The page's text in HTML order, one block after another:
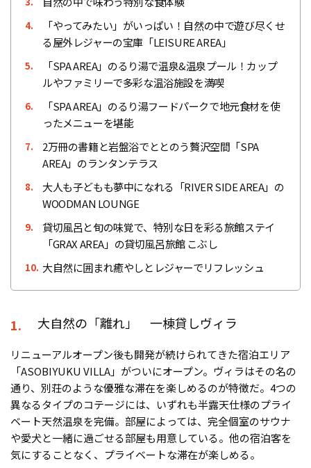
4.
「やってみたい」がいっぱい！自然の中で遊び尽くせ
る屋外レジャーの宝庫「LEISURE AREA」
5.
「SPA AREA」のるり湯で温泉&温泉プール！カップ
ルやファミリーで多彩な温浴施設を満喫
6.
「SPA AREA」のるり湯フードパークで地元食材を使
ったメニューを堪能
7.
2万冊の書籍と岩盤浴でととのう贅沢空間「SPA
AREA」のランタンテラス
8.
大人も子どもも夢中になれる「RIVER SIDE AREA」の
WOODMAN LOUNGE
9.
貸切風呂と旬の味覚で、特別な日を彩る旅館ステイ
「GRAX AREA」の貸切風呂旅館 こぶし
10. 大自然に囲まれ癒やしとレジャーでリフレッシュ
1. 大自然の「離れ」 一棟貸しヴィラ
リニューアルオープン後も開発が続けられてきた宿泊エリア
「ASOBIYUKU VILLA」がついにオープン。ヴィラはその名の
通り、別荘のような優雅な滞在を楽しめるのが特徴だ。4つの
異なるタイプのコテージには、いずれも半露天仕様のプライ
ベート天然温泉を完備。部屋によっては、完全個室のサウナ
や愛犬と一緒に過ごせる部屋も用意している。他の宿泊客を
気にすることなく、プライベートな滞在が楽しめる。